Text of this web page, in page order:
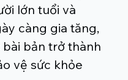
lớn tuổi và
càng gia tăng,
bản trở thành
vệ sức khỏe